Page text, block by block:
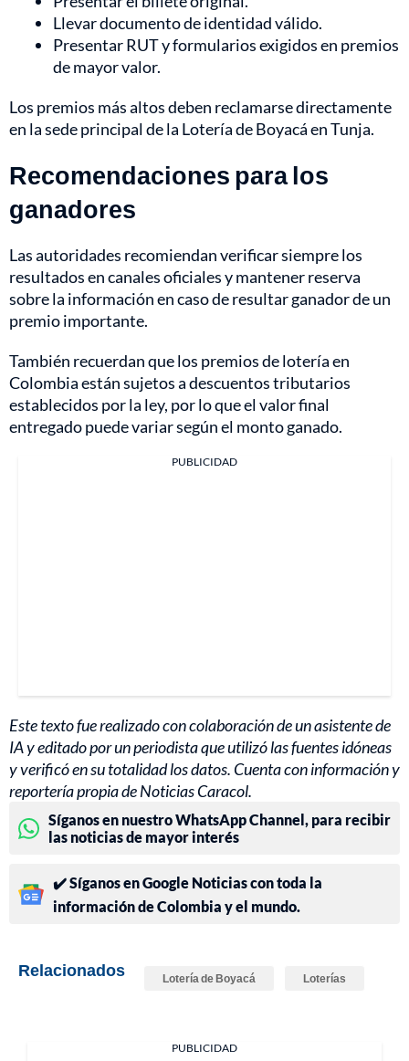
Llevar documento de identidad válido.
Presentar RUT y formularios exigidos en premios
de mayor valor.
Los premios más altos deben reclamarse directamente
en la sede principal de la Lotería de Boyacá en Tunja.
Recomendaciones para los
ganadores
Las autoridades recomiendan verificar siempre los
resultados en canales oficiales y mantener reserva
sobre la información en caso de resultar ganador de un
premio importante.
También recuerdan que los premios de lotería en
Colombia están sujetos a descuentos tributarios
establecidos por la ley, por lo que el valor final
entregado puede variar según el monto ganado.
PUBLICIDAD
Este texto fue realizado con colaboración de un asistente de
IA y editado por un periodista que utilizó las fuentes idóneas
y verificó en su totalidad los datos. Cuenta con información y
reportería propia de Noticias Caracol.
Síganos en nuestro WhatsApp Channel, para recibir
las noticias de mayor interés
✔️ Síganos en Google Noticias con toda la
información de Colombia y el mundo.
Relacionados Lotería de Boyacá Loterías
PUBLICIDAD